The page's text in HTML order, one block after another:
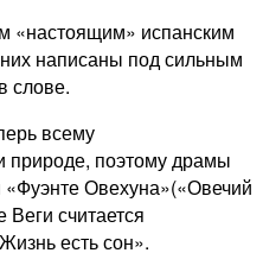
«настоящим» испанским
написаны под сильным
слове.
всему
природе, поэтому драмы
«Фуэнте Овехуна»(«Овечий
считается
есть сон».